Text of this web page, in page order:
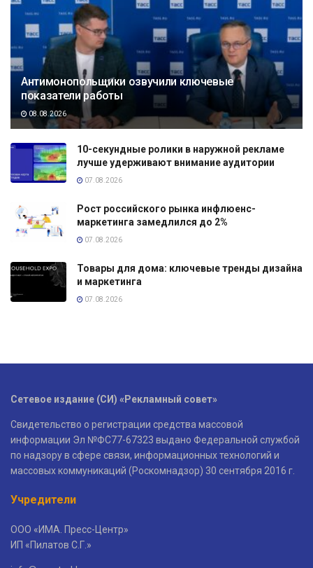
Антимонопольщики озвучили ключевые
показатели работы
08.08.2026
10-секундные ролики в наружной рекламе
лучше удерживают внимание аудитории
07.08.2026
Рост российского рынка инфлюенс-
маркетинга замедлился до 2%
07.08.2026
Товары для дома: ключевые тренды дизайна
и маркетинга
07.08.2026
Сетевое издание (СИ) «Рекламный совет»
Свидетельство о регистрации средства массовой
информации Эл №ФС77-67323 выдано Федеральной службой
по надзору в сфере связи, информационных технологий и
массовых коммуникаций (Роскомнадзор) 30 сентября 2016 г.
Учредители
ООО «ИМА. Пресс-Центр»
ИП «Пилатов С.Г.»